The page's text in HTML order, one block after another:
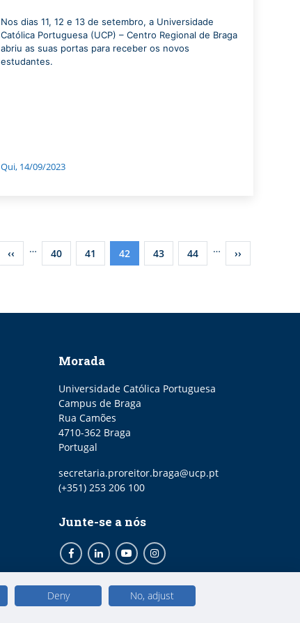
Nos dias 11, 12 e 13 de setembro, a Universidade
Católica Portuguesa (UCP) – Centro Regional de Braga
abriu as suas portas para receber os novos
estudantes.
Qui, 14/09/2023
Paginação
Página
anterior
‹‹ … Página
40 Página
41
Página
atual
42 Página
43 Página
44 …
Próxima
página
››
Morada
Universidade Católica Portuguesa
Campus de Braga
Rua Camões
4710-362 Braga
Portugal
Email
secretaria.proreitor.braga@ucp.pt
Telefone
(+351) 253 206 100
Junte-se a nós
FacebookLinkedInYoutubeInstagram
Deny No, adjust